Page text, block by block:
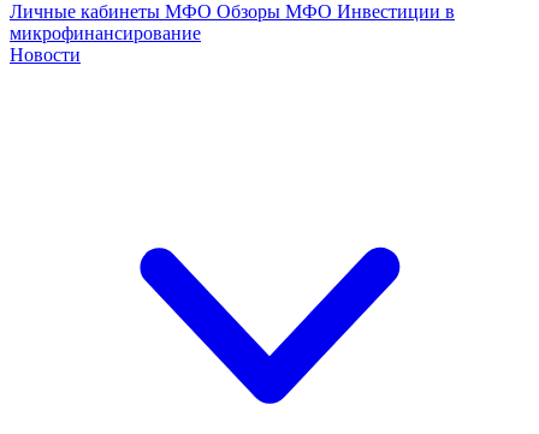
Личные кабинеты МФО Обзоры МФО Инвестиции в
микрофинансирование
Новости